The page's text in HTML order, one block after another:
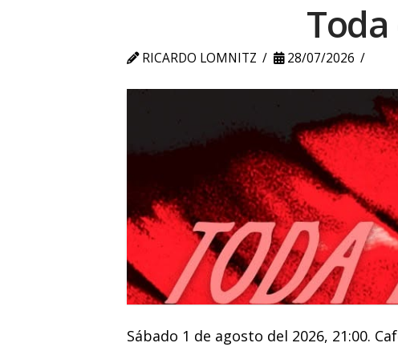
RICARDO LOMNITZ 28/07/2026
Sábado 1 de agosto del 2026, 21:00.